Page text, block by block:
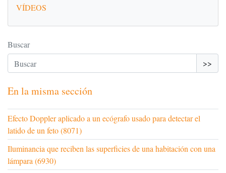
VÍDEOS
Buscar
>>
En la misma sección
Efecto Doppler aplicado a un ecógrafo usado para detectar el
latido de un feto (8071)
Iluminancia que reciben las superficies de una habitación con una
lámpara (6930)